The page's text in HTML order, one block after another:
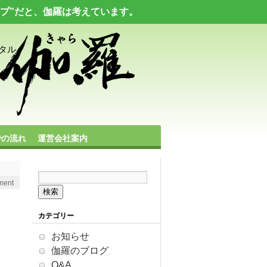
”だと、伽羅は考えています。
ル
流れ 運営会社案内
カテゴリー
お知らせ
伽羅のブログ
Q&A